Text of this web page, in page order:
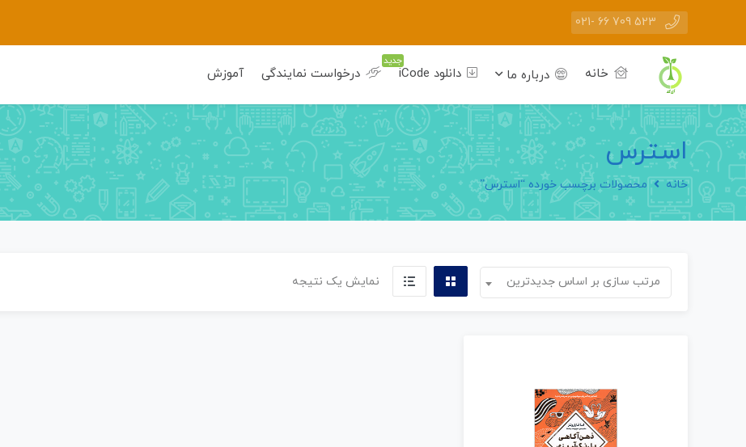
523 709 66 -021
خانه درباره ما دانلود iCode
جدید
درخواست نمایندگی آموزش
استرس
خانه محصولات برچسب خورده “استرس”
مرتب سازی بر اساس جدیدترین نمایش یک نتیجه